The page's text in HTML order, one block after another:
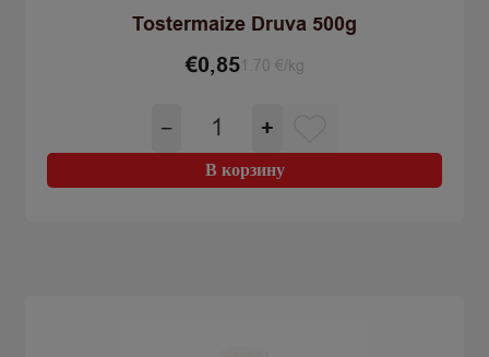
Tostermaize Druva 500g
€0,851.70 €/kg
−
Количество
товара
Tostermaize
Druva
+
В корзину